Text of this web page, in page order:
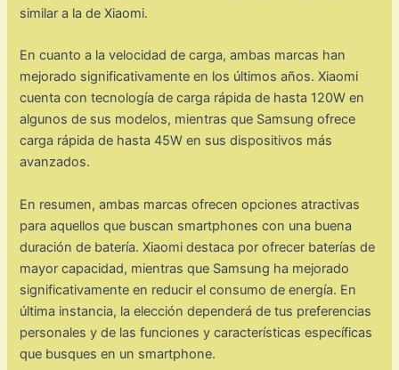
similar a la de Xiaomi.
En cuanto a la velocidad de carga, ambas marcas han
mejorado significativamente en los últimos años. Xiaomi
cuenta con tecnología de carga rápida de hasta 120W en
algunos de sus modelos, mientras que Samsung ofrece
carga rápida de hasta 45W en sus dispositivos más
avanzados.
En resumen, ambas marcas ofrecen opciones atractivas
para aquellos que buscan smartphones con una buena
duración de batería. Xiaomi destaca por ofrecer baterías de
mayor capacidad, mientras que Samsung ha mejorado
significativamente en reducir el consumo de energía. En
última instancia, la elección dependerá de tus preferencias
personales y de las funciones y características específicas
que busques en un smartphone.